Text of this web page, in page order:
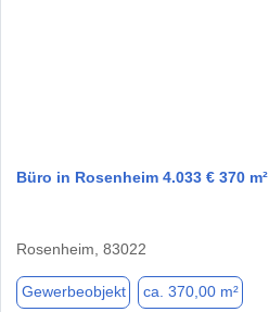
Büro in Rosenheim 4.033 € 370 m²
Rosenheim, 83022
Gewerbeobjekt ca. 370,00 m²